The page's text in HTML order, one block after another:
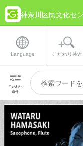
神奈川区民文化セ
Language こだわり検索
こだわり
条件